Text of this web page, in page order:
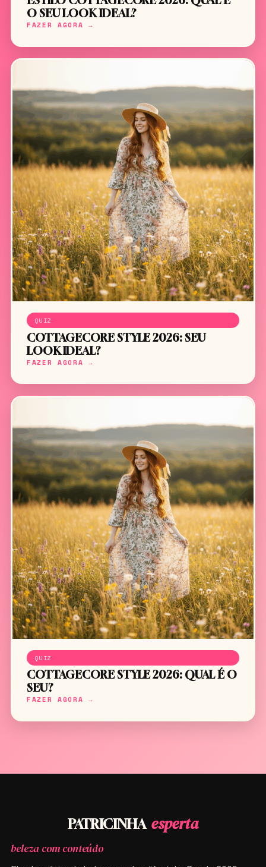
O SEU LOOK IDEAL?
FAZER AGORA →
QUIZ
COTTAGECORE STYLE 2026: SEU
LOOK IDEAL?
FAZER AGORA →
QUIZ
COTTAGECORE STYLE 2026: QUAL É O
SEU?
FAZER AGORA →
PATRICINHA esperta
beleza com conteúdo